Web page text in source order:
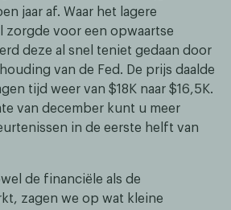
jaar af. Waar het lagere
voor een opwaartse
deze al snel teniet gedaan door
van de Fed. De prijs daalde
tijd weer van $18K naar $16,5K.
van december kunt u meer
in de eerste helft van
de financiële als de
zagen we op wat kleine